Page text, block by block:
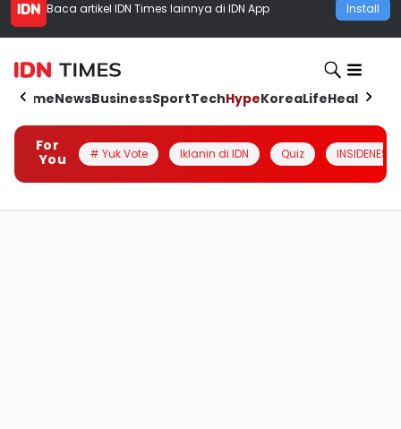
Baca artikel IDN Times lainnya di IDN App Install
HomeNewsBusinessSportTechHypeKoreaLifeHealth
For
You
# Yuk Vote Iklanin di IDN Quiz INSIDENESIA